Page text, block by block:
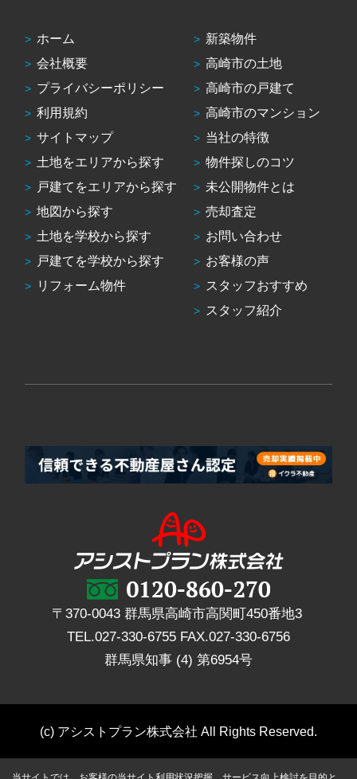
ホーム
会社概要
プライバシーポリシー
利用規約
サイトマップ
土地をエリアから探す
戸建てをエリアから探す
地図から探す
土地を学校から探す
戸建てを学校から探す
リフォーム物件
新築物件
高崎市の土地
高崎市の戸建て
高崎市のマンション
当社の特徴
物件探しのコツ
未公開物件とは
売却査定
お問い合わせ
お客様の声
スタッフおすすめ
スタッフ紹介
〒370-0043 群馬県高崎市高関町450番地3
TEL.027-330-6755 FAX.027-330-6756
群馬県知事 (4) 第6954号
(c) アシストプラン株式会社 All Rights Reserved.